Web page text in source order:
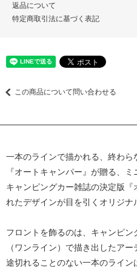
返品について
特定商取引法に基づく表記
この商品について問い合わせる
一本のラインで描かれる、終わら
『オートキャンパー』が贈る、ミ
キャンピングカー雑誌の決定版
れたデザインが目を引くオリジナ
フロントを飾るのは、キャンピン
（ワンライン）で描き出したア
途切れることのない一本のライ